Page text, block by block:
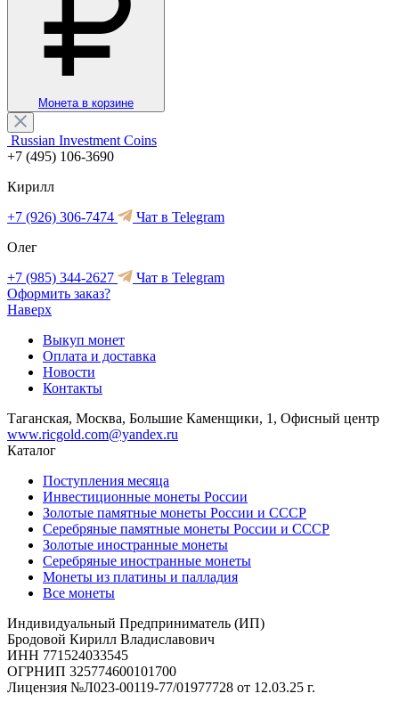
Монета в корзине
Russian Investment Coins
+7 (495) 106-3690
Кирилл
+7 (926) 306-7474
Чат в Telegram
Олег
+7 (985) 344-2627
Чат в Telegram
Оформить заказ?
Наверх
Выкуп монет
Оплата и доставка
Новости
Контакты
Таганская, Москва, Большие Каменщики, 1, Офисный центр
www.ricgold.com@yandex.ru
Каталог
Поступления месяца
Инвестиционные монеты России
Золотые памятные монеты России и СССР
Серебряные памятные монеты России и СССР
Золотые иностранные монеты
Серебряные иностранные монеты
Монеты из платины и палладия
Все монеты
Индивидуальный Предприниматель (ИП)
Бродовой Кирилл Владиславович
ИНН 771524033545
ОГРНИП 325774600101700
Лицензия №Л023-00119-77/01977728 от 12.03.25 г.